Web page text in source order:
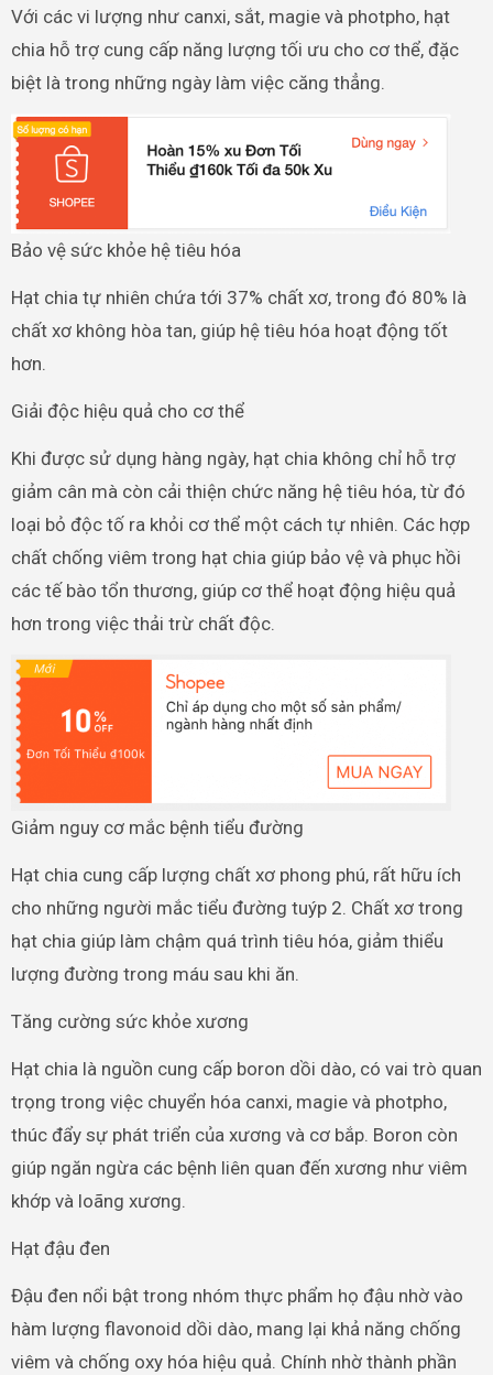
Với các vi lượng như canxi, sắt, magie và photpho, hạt
chia hỗ trợ cung cấp năng lượng tối ưu cho cơ thể, đặc
biệt là trong những ngày làm việc căng thẳng.
Bảo vệ sức khỏe hệ tiêu hóa
Hạt chia tự nhiên chứa tới 37% chất xơ, trong đó 80% là
chất xơ không hòa tan, giúp hệ tiêu hóa hoạt động tốt
hơn.
Giải độc hiệu quả cho cơ thể
Khi được sử dụng hàng ngày, hạt chia không chỉ hỗ trợ
giảm cân mà còn cải thiện chức năng hệ tiêu hóa, từ đó
loại bỏ độc tố ra khỏi cơ thể một cách tự nhiên. Các hợp
chất chống viêm trong hạt chia giúp bảo vệ và phục hồi
các tế bào tổn thương, giúp cơ thể hoạt động hiệu quả
hơn trong việc thải trừ chất độc.
Giảm nguy cơ mắc bệnh tiểu đường
Hạt chia cung cấp lượng chất xơ phong phú, rất hữu ích
cho những người mắc tiểu đường tuýp 2. Chất xơ trong
hạt chia giúp làm chậm quá trình tiêu hóa, giảm thiểu
lượng đường trong máu sau khi ăn.
Tăng cường sức khỏe xương
Hạt chia là nguồn cung cấp boron dồi dào, có vai trò quan
trọng trong việc chuyển hóa canxi, magie và photpho,
thúc đẩy sự phát triển của xương và cơ bắp. Boron còn
giúp ngăn ngừa các bệnh liên quan đến xương như viêm
khớp và loãng xương.
Hạt đậu đen
Đậu đen nổi bật trong nhóm thực phẩm họ đậu nhờ vào
hàm lượng flavonoid dồi dào, mang lại khả năng chống
viêm và chống oxy hóa hiệu quả. Chính nhờ thành phần